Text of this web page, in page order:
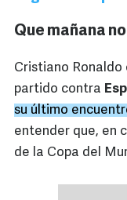
Que mañana
Cristiano Ronaldo
partido contra
su último
entender que, en
de la Copa del